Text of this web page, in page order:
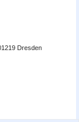
Dresden